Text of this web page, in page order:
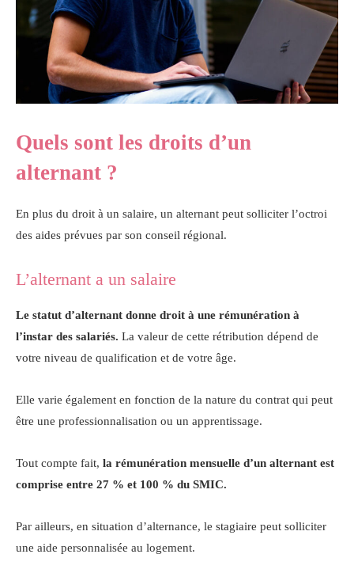
Quels sont les droits d’un
alternant ?
En plus du droit à un salaire, un alternant peut solliciter l’octroi
des aides prévues par son conseil régional.
L’alternant a un salaire
Le statut d’alternant donne droit à une rémunération à
l’instar des salariés. La valeur de cette rétribution dépend de
votre niveau de qualification et de votre âge.
Elle varie également en fonction de la nature du contrat qui peut
être une professionnalisation ou un apprentissage.
Tout compte fait, la rémunération mensuelle d’un alternant est
comprise entre 27 % et 100 % du SMIC.
Par ailleurs, en situation d’alternance, le stagiaire peut solliciter
une aide personnalisée au logement.